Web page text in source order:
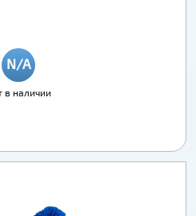
в наличии